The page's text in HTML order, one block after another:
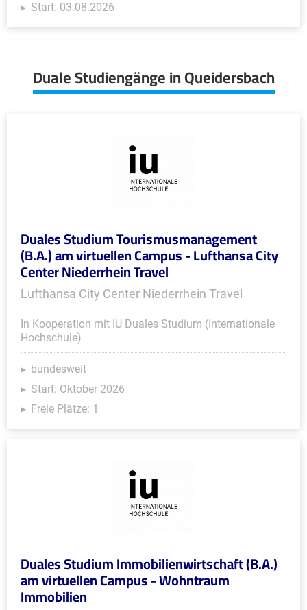
Start: 03.08.2026
Duale Studiengänge in Queidersbach
Duales Studium Tourismusmanagement
(B.A.) am virtuellen Campus - Lufthansa City
Center Niederrhein Travel
Lufthansa City Center Niederrhein Travel
In Kooperation mit IU Duales Studium (Internationale
Hochschule)
bundesweit
Start: Oktober 2026
Freie Plätze: 1
Duales Studium Immobilienwirtschaft (B.A.)
am virtuellen Campus - Wohntraum
Immobilien